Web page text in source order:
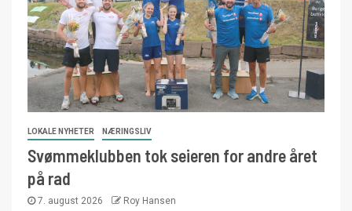
LOKALE NYHETER NÆRINGSLIV
Svømmeklubben tok seieren for andre året
på rad
7. august 2026 Roy Hansen